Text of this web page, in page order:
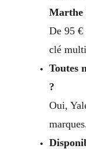
Marthe
De 95 €
clé
Toutes
?
Oui,